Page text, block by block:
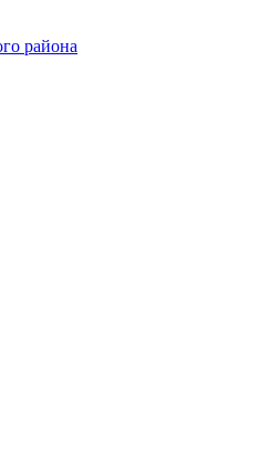
района